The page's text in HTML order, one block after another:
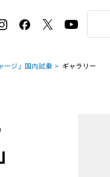
ナ
・マーティン
ーズガイド
ト2026横浜
ト2025横浜
ージ」国内試乗 ギャラリー